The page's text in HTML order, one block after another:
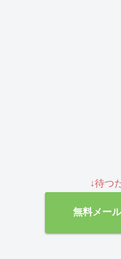
↓待つ
無料メー